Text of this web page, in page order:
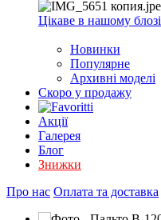
Цікаве в нашому блозі
Новинки
Популярне
Архивні моделі
Скоро у продажу
Акції
Галерея
Блог
Знижки
Про нас Оплата та доставка